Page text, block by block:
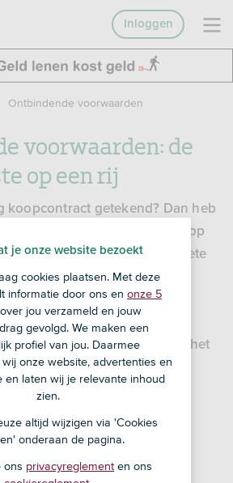
Inloggen
Ontbindende voorwaarden
voorwaarden: de
op een rij
koopcontract getekend? Dan heb
bedenktijd. Daarna is de koop
je meestal een behoorlijke boete
af wilt. Het is daarom
koopcontract ontbindende
opnemen. Hieronder
voorwaarden die het
een koopcontract voor een
voor
je onze website bezoekt
cookies plaatsen. Met deze
informatie door ons en onze 5
over jou verzameld en jouw
gevolgd. We maken een
profiel van jou. Daarmee
onze website, advertenties en
en laten wij je relevante inhoud
zien.
altijd wijzigen via 'Cookies
onderaan de pagina.
ons privacyreglement en ons